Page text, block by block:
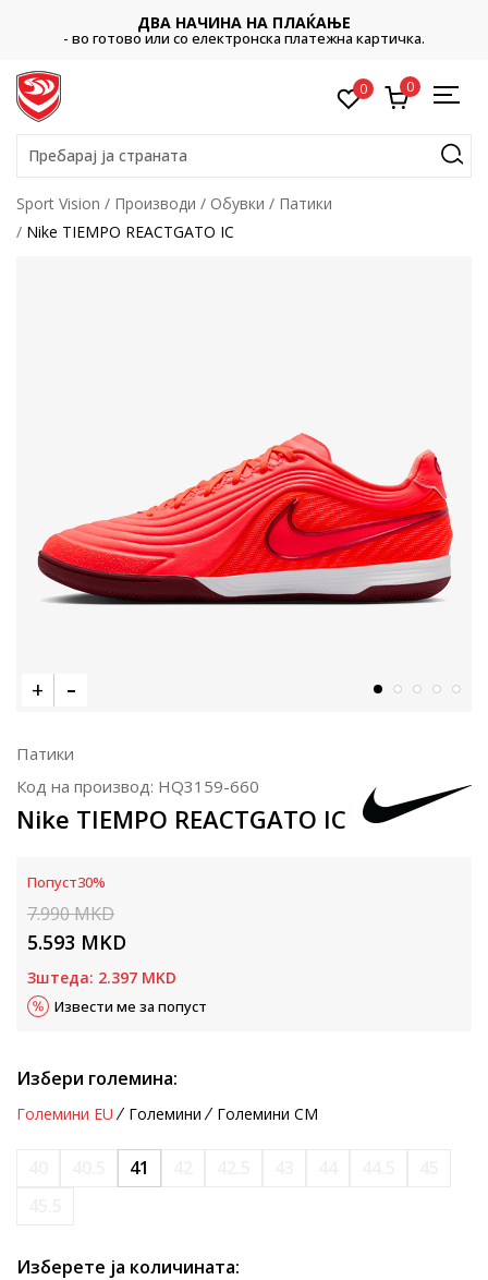
ДВА НАЧИНА НА ПЛАЌАЊЕ
- во готово или со електронска платежна картичка.
0 0
Пребарај ја страната
Sport Vision Производи Обувки
Патики
Nike TIEMPO REACTGATO IC
Патики
Код на производ: HQ3159-660
Nike TIEMPO REACTGATO IC
Попуст30%
7.990MKD
5.593 MKD
Зштеда: 2.397 MKD
Извести ме за попуст
Избери големина:
Големини EU Големини Големини CM
41
Изберете ја количината: